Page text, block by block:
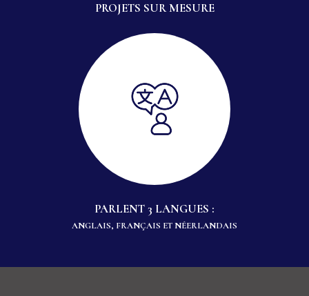
PROJETS SUR MESURE
PARLENT 3 LANGUES :
ANGLAIS, FRANÇAIS ET NÉERLANDAIS